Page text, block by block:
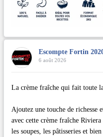
Escompte Fortin
6 août 2026
La crème fraîche qui fait toute
Ajoutez une touche de richesse
avec cette crème fraîche
les soupes, les pâtisseries et